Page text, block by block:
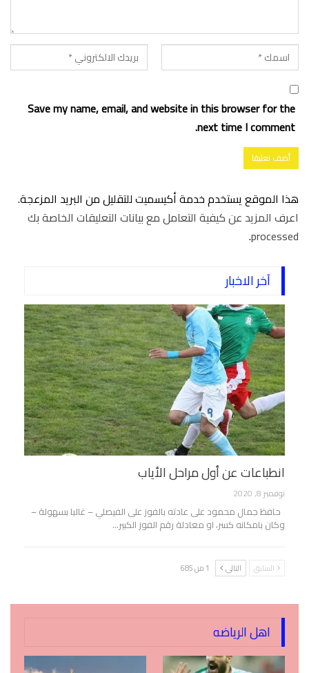
Save my name, email, and website in this browser for the
next time I comment.
هذا الموقع يستخدم خدمة أكيسميت للتقليل من البريد المزعجة.
اعرف المزيد عن كيفية التعامل مع بيانات التعليقات الخاصة بك
processed
.
آخر الاخبار
انطباعات عن أول مراحل الأياب
نوفمبر 8, 2020
حافظ جمال محمود على عادته بالفوز على الفيصلي – غالبا بسهولة –
وكان بامكانه كسر، او معادلة رقم الفوز الكبير…
السابق التالي 1 من 685
اهل الرياضه